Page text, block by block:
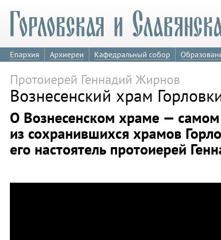
Епархия Архиереи Кафедральный собор
Протоиерей Геннадий Жирнов
Вознесенский храм
О Вознесенском храме —
из сохранившихся храмов
его настоятель протоиерей